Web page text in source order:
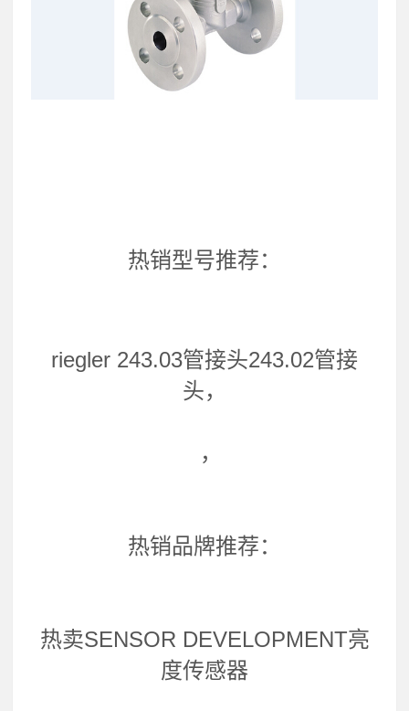
热销型号推荐：
riegler 243.03管接头243.02管接
头，
，
热销品牌推荐：
热卖SENSOR DEVELOPMENT亮
度传感器